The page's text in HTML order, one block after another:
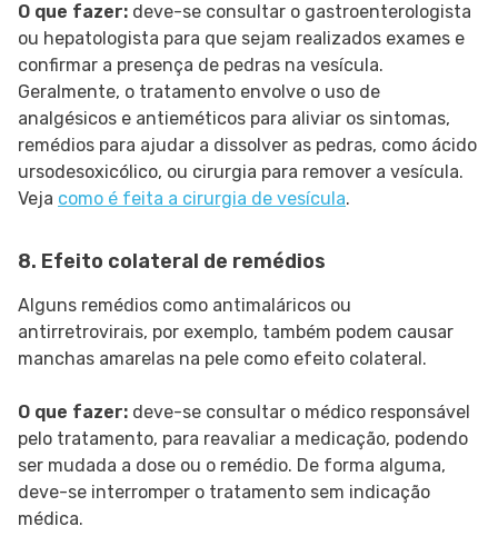
O que fazer: deve-se consultar o gastroenterologista
ou hepatologista para que sejam realizados exames e
confirmar a presença de pedras na vesícula.
Geralmente, o tratamento envolve o uso de
analgésicos e antieméticos para aliviar os sintomas,
remédios para ajudar a dissolver as pedras, como ácido
ursodesoxicólico, ou cirurgia para remover a vesícula.
Veja como é feita a cirurgia de vesícula.
8. Efeito colateral de remédios
Alguns remédios como antimaláricos ou
antirretrovirais, por exemplo, também podem causar
manchas amarelas na pele como efeito colateral.
O que fazer: deve-se consultar o médico responsável
pelo tratamento, para reavaliar a medicação, podendo
ser mudada a dose ou o remédio. De forma alguma,
deve-se interromper o tratamento sem indicação
médica.